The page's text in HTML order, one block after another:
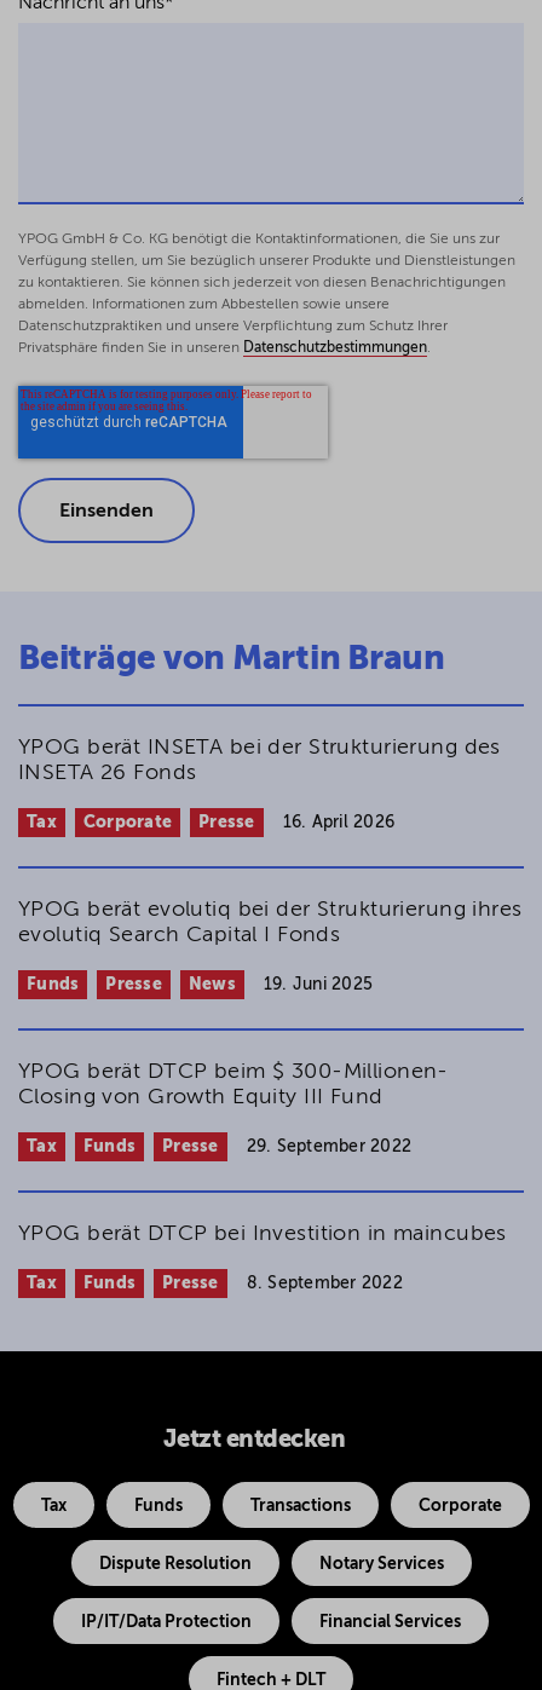
YPOG GmbH & Co. KG benötigt die Kontaktinformationen, die Sie uns zur
Verfügung stellen, um Sie bezüglich unserer Produkte und Dienstleistungen
zu kontaktieren. Sie können sich jederzeit von diesen Benachrichtigungen
abmelden. Informationen zum Abbestellen sowie unsere
Datenschutzpraktiken und unsere Verpflichtung zum Schutz Ihrer
Privatsphäre finden Sie in unseren Datenschutzbestimmungen.
Beiträge von Martin Braun
YPOG berät INSETA bei der Strukturierung des
INSETA 26 Fonds
Tax Corporate Presse 16. April 2026
YPOG berät evolutiq bei der Strukturierung ihres
evolutiq Search Capital I Fonds
Funds Presse News 19. Juni 2025
YPOG berät DTCP beim $ 300-Millionen-
Closing von Growth Equity III Fund
Tax Funds Presse 29. September 2022
YPOG berät DTCP bei Investition in maincubes
Tax Funds Presse 8. September 2022
Jetzt entdecken
Tax Funds Transactions Corporate
Dispute Resolution Notary Services
IP/IT/Data Protection Financial Services
Fintech + DLT